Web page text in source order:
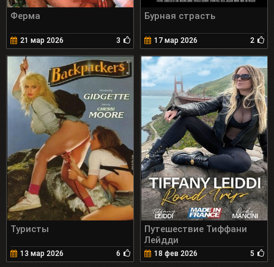
Ферма
21 мар 2026 3
Бурная страсть
17 мар 2026 2
Туристы
13 мар 2026 6
Путешествие Тиффани
Лейдди
18 фев 2026 5